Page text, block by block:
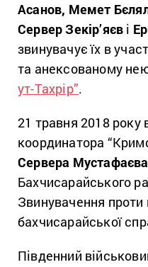
Асанов, Мемет
Сервер Зекір’яєв і
звинувачує їх в
та анексованому
ут-Тахрір”.
21 травня 2018
координатора
Сервера Мустафаєва
Бахчисарайського
Звинувачення
бахчисарайської
Південний